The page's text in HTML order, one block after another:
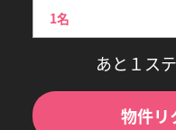
あと１ス
物件リ